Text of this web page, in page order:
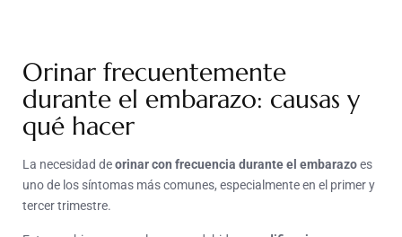
Orinar frecuentemente
durante el embarazo: causas y
qué hacer
La necesidad deorinar con frecuencia durante el embarazoes
uno de los síntomas más comunes, especialmente en el primer y
tercer trimestre.